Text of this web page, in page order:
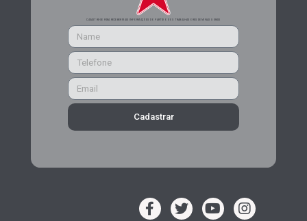
CADASTRE-SE PARA RECEBER MAIS INFORMAÇÕES DO PARTIDO DOS TRABALHADORES DE MINAS GERAIS
Cadastrar